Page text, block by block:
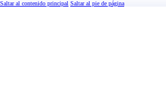
Saltar al contenido principal Saltar al pie de página